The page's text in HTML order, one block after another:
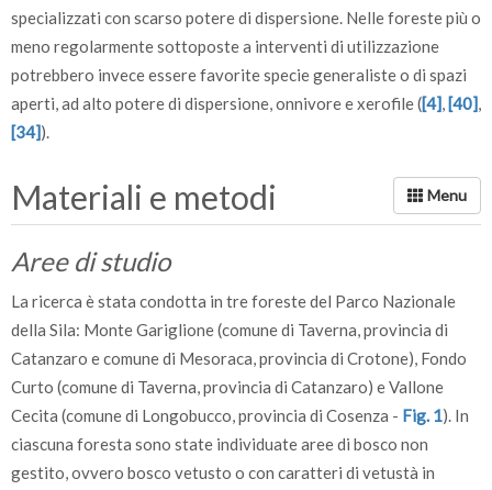
specializzati con scarso potere di dispersione. Nelle foreste più o
meno regolarmente sottoposte a interventi di utilizzazione
potrebbero invece essere favorite specie generaliste o di spazi
aperti, ad alto potere di dispersione, onnivore e xerofile ([4],[40],
[34]).
Materiali e metodi
Aree di studio
La ricerca è stata condotta in tre foreste del Parco Nazionale
della Sila: Monte Gariglione (comune di Taverna, provincia di
Catanzaro e comune di Mesoraca, provincia di Crotone), Fondo
Curto (comune di Taverna, provincia di Catanzaro) e Vallone
Cecita (comune di Longobucco, provincia di Cosenza - Fig. 1). In
ciascuna foresta sono state individuate aree di bosco non
gestito, ovvero bosco vetusto o con caratteri di vetustà in